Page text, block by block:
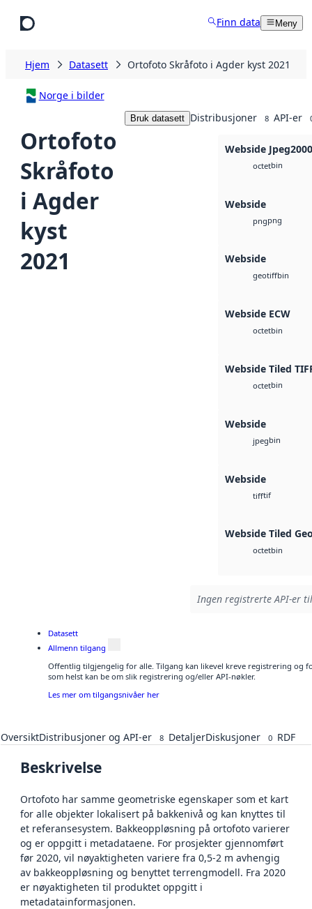
Finn data Meny
Hjem Datasett Ortofoto Skråfoto i Agder kyst 2021
Norge i bilder
Ortofoto
Skråfoto
i Agder
kyst
2021
Bruk datasett Distribusjoner 8 API-er
Webside Jpeg2000
octetbin
Webside
pngpng
Webside
geotiffbin
Webside ECW
octetbin
Webside Tiled
octetbin
Webside
jpegbin
Webside
tifftif
Webside Tiled
octetbin
Ingen registrerte API-er
Datasett
Allmenn tilgang
Offentlig tilgjengelig for alle. Tilgang kan likevel kreve registrering og
som helst kan be om slik registrering og/eller API-nøkler.
Les mer om tilgangsnivåer her
OversiktDistribusjoner og API-er 8 DetaljerDiskusjoner 0 RDF
Beskrivelse
Ortofoto har samme geometriske egenskaper som et kart
for alle objekter lokalisert på bakkenivå og kan knyttes til
et referansesystem. Bakkeoppløsning på ortofoto varierer
og er oppgitt i metadataene. For prosjekter gjennomført
før 2020, vil nøyaktigheten variere fra 0,5-2 m avhengig
av bakkeoppløsning og benyttet terrengmodell. Fra 2020
er nøyaktigheten til produktet oppgitt i
metadatainformasjonen.